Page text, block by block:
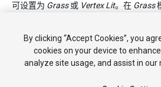
可设置为 Grass或 Vertex Lit。在 Grass
By clicking “Accept Cookies”, you
cookies on your device to
analyze site usage, and assist in